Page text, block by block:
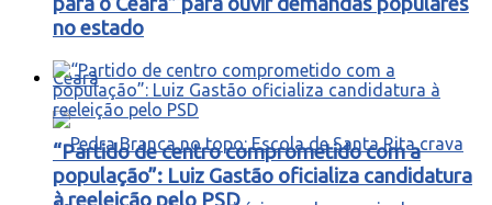
Ceará
no estado
“Partido de centro comprometido com a
população”: Luiz Gastão oficializa candidatura
à reeleição pelo PSD